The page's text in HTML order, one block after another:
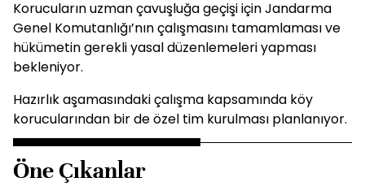
Korucuların uzman çavuşluğa geçişi için Jandarma
Genel Komutanlığı’nın çalışmasını tamamlaması ve
hükümetin gerekli yasal düzenlemeleri yapması
bekleniyor.
Hazırlık aşamasındaki çalışma kapsamında köy
korucularından bir de özel tim kurulması planlanıyor.
Öne Çıkanlar